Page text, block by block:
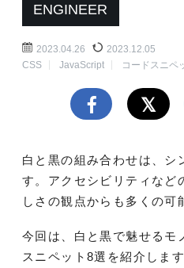
ENGINEER
2023.04.26
2023.12.05
CSS
JavaScript コードスニペ
白と黒の組み合わせは、シ
す。アクセシビリティなど
しさの観点からも多くの可
今回は、白と黒で魅せるモ
スニペット8選を紹介します